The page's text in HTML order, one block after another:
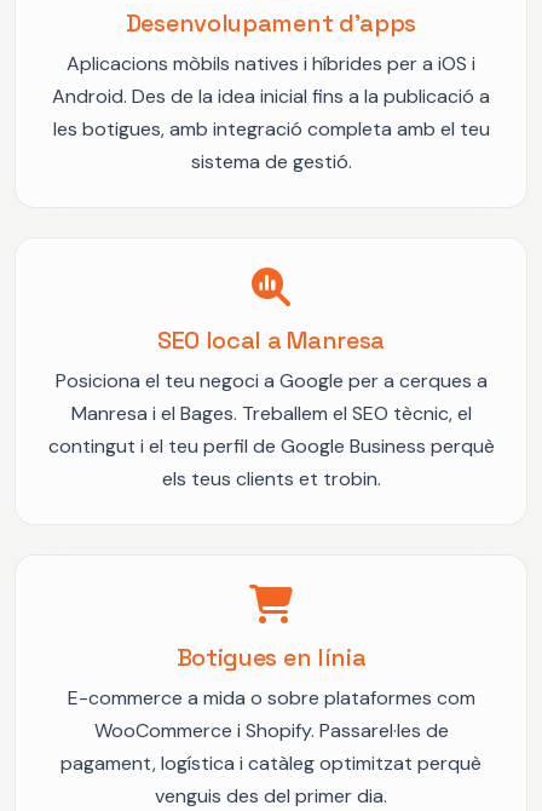
Desenvolupament d'apps
Aplicacions mòbils natives i híbrides per a iOS i
Android. Des de la idea inicial fins a la publicació a
les botigues, amb integració completa amb el teu
sistema de gestió.
SEO local a Manresa
Posiciona el teu negoci a Google per a cerques a
Manresa i el Bages. Treballem el SEO tècnic, el
contingut i el teu perfil de Google Business perquè
els teus clients et trobin.
Botigues en línia
E-commerce a mida o sobre plataformes com
WooCommerce i Shopify. Passarel·les de
pagament, logística i catàleg optimitzat perquè
venguis des del primer dia.